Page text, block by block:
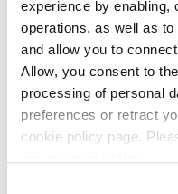
experience by enabling,
operations, as well as
and allow you to
Allow, you consent to
processing of personal
preferences or retract
cookie policy page.
Cet article